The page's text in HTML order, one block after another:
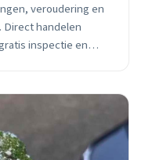
veroudering en
handelen
inspectie en